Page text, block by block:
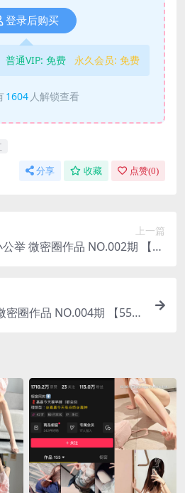
登录后购买
普通VIP: 免费 永久会员: 免费
1604 人解锁查看
分享 收藏 点赞(0)
上一篇
圈作品 NO.002期 【50
期 【55P